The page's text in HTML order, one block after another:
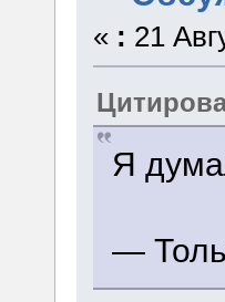
« : 21
Я
—